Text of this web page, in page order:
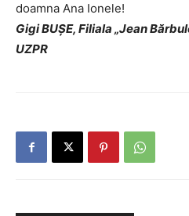
doamna Ana Ionele!
Gigi BUȘE, Filiala „Jean
UZPR